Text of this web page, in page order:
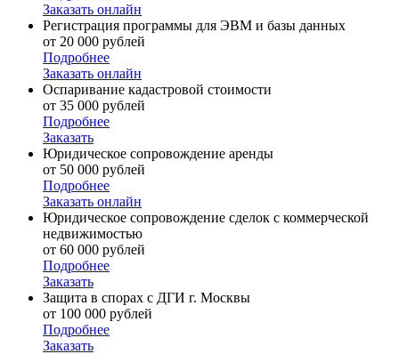
Заказать онлайн
Регистрация программы для ЭВМ и базы данных
от 20 000 рублей
Подробнее
Заказать онлайн
Оспаривание кадастровой стоимости
от 35 000 рублей
Подробнее
Заказать
Юридическое сопровождение аренды
от 50 000 рублей
Подробнее
Заказать онлайн
Юридическое сопровождение сделок с коммерческой
недвижимостью
от 60 000 рублей
Подробнее
Заказать
Защита в спорах с ДГИ г. Москвы
от 100 000 рублей
Подробнее
Заказать